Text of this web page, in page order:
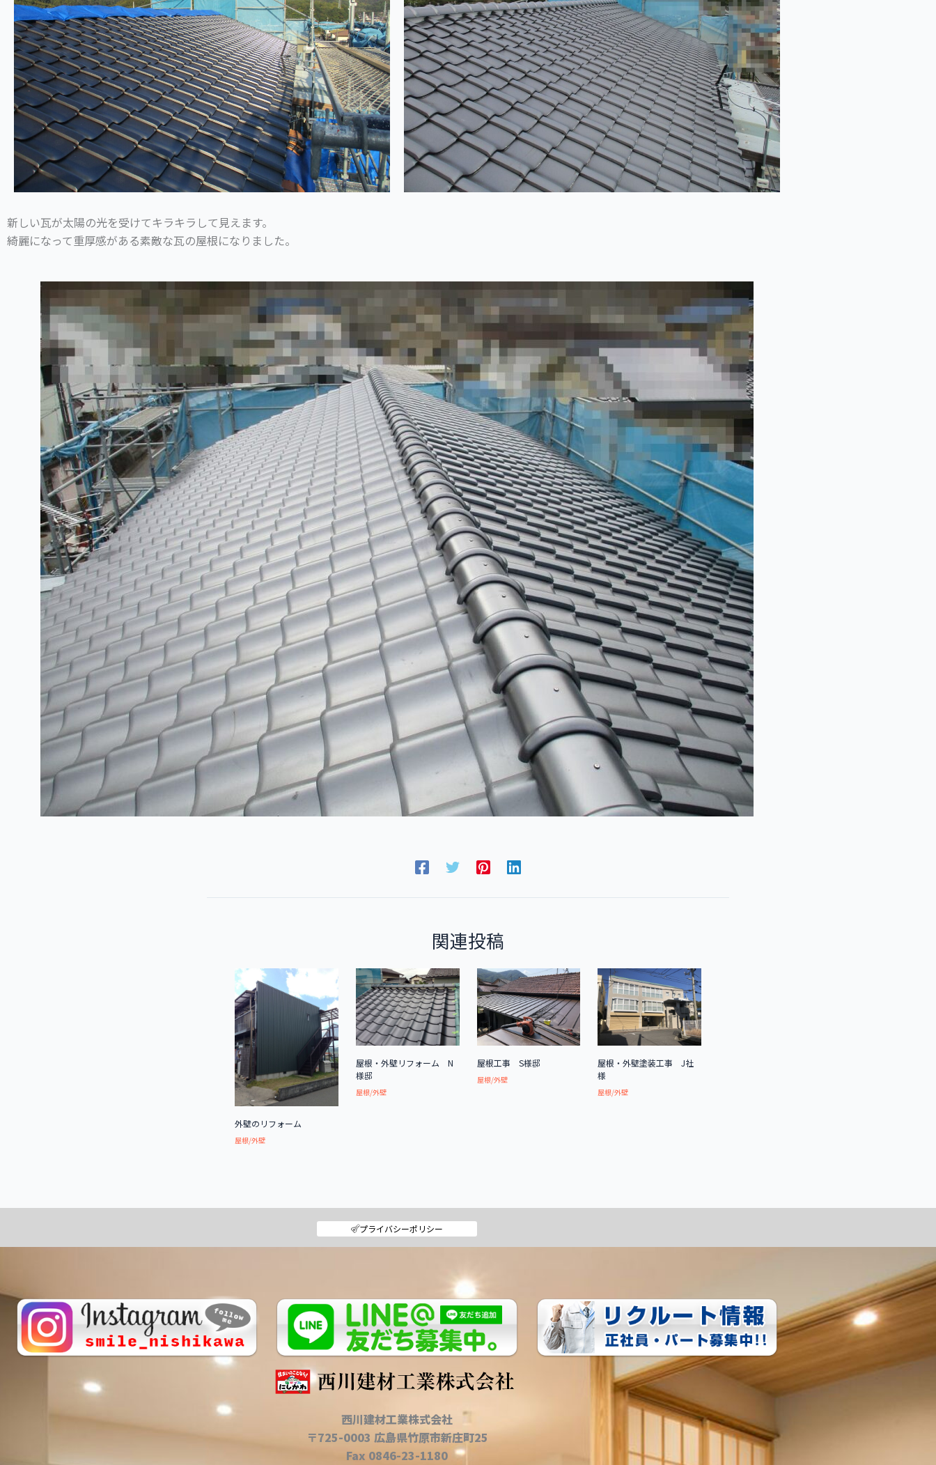
新しい瓦が太陽の光を受けてキラキラして見えます。
綺麗になって重厚感がある素敵な瓦の屋根になりました。
関連投稿
外壁のリフォーム
屋根/外壁
屋根・外壁リフォーム N
様邸
屋根/外壁
屋根工事 S様邸
屋根/外壁
屋根・外壁塗装工事 J社
様
屋根/外壁
プライバシーポリシー
西川建材工業株式会社
〒725-0003 広島県竹原市新庄町25
Fax 0846-23-1180